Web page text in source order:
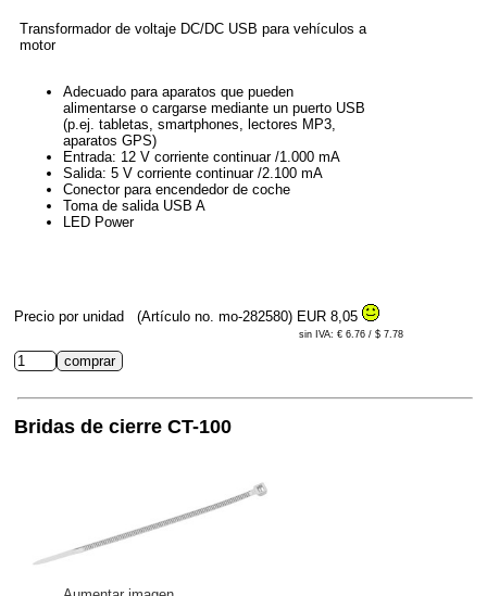
Transformador de voltaje DC/DC USB para vehículos a
motor
Adecuado para aparatos que pueden
alimentarse o cargarse mediante un puerto USB
(p.ej. tabletas, smartphones, lectores MP3,
aparatos GPS)
Entrada: 12 V corriente continuar /1.000 mA
Salida: 5 V corriente continuar /2.100 mA
Conector para encendedor de coche
Toma de salida USB A
LED Power
Precio por unidad (Artículo no. mo-282580) EUR 8,05
sin IVA: € 6.76 / $ 7.78
Bridas de cierre CT-100